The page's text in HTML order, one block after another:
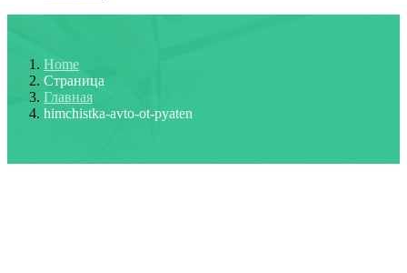
Home
Страница
Главная
himchistka-avto-ot-pyaten